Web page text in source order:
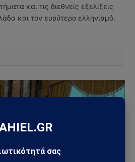
και τις διεθνείς εξελίξεις
και τον ευρύτερο ελληνισμό.